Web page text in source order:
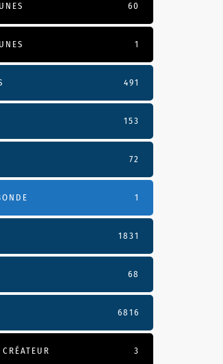
60
1
491
153
72
1
1831
68
6816
3